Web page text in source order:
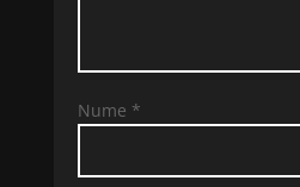
Nume *